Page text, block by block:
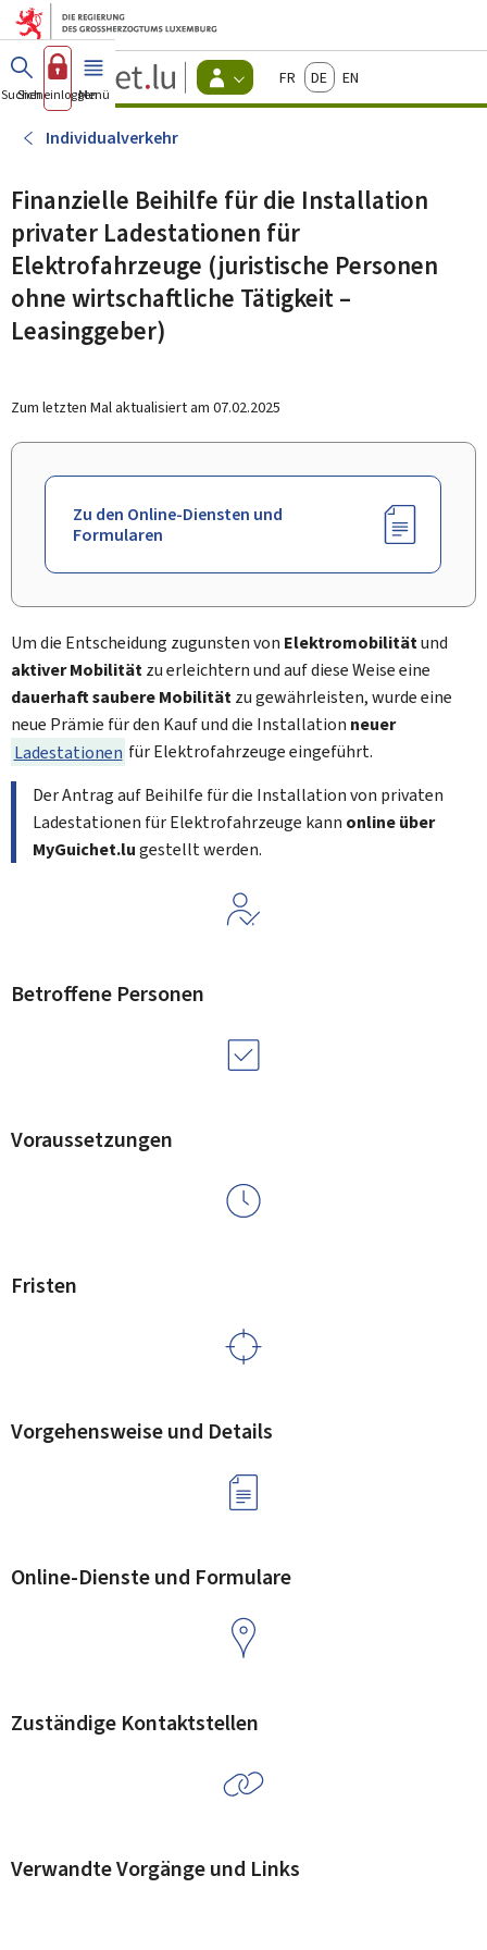
Zum Hauptmenü
Zum Inhalt
Guichet.lu
Changer
d'espace
actif
FrançaisDeutschEnglish
Suchen
Sich einloggen
Menü Haupt-
Individualverkehr
Finanzielle Beihilfe für die Installation
privater Ladestationen für
Elektrofahrzeuge (juristische Personen
ohne wirtschaftliche Tätigkeit –
Leasinggeber)
Zum letzten Mal aktualisiert am 07.02.2025
Zu den Online-Diensten und
Formularen
Um die Entscheidung zugunsten von Elektromobilitätund
aktiver Mobilitätzu erleichtern und auf diese Weise eine
dauerhaft saubere Mobilitätzu gewährleisten, wurde eine
neue Prämie für den Kauf und die Installation neuer
Ladestationen für Elektrofahrzeuge eingeführt.
Der Antrag auf Beihilfe für die Installation von privaten
Ladestationen für Elektrofahrzeuge kann online über
MyGuichet.lugestellt werden.
Betroffene Personen
Voraussetzungen
Fristen
Vorgehensweise und Details
Online-Dienste und Formulare
Zuständige Kontaktstellen
Verwandte Vorgänge und Links